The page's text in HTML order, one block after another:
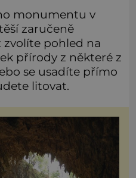
monumentu v
zaručeně
zvolíte pohled na
přírody z některé z
se usadíte přímo
litovat.